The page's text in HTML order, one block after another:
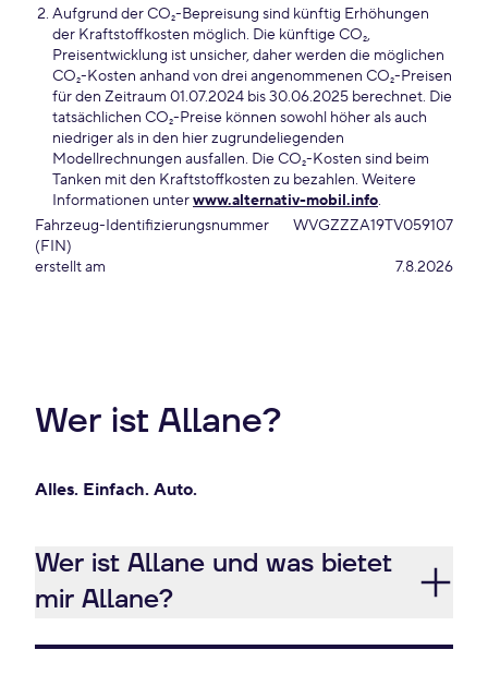
Aufgrund der CO₂-Bepreisung sind künftig Erhöhungen
der Kraftstoffkosten möglich. Die künftige CO₂,
Preisentwicklung ist unsicher, daher werden die möglichen
CO₂-Kosten anhand von drei angenommenen CO₂-Preisen
für den Zeitraum 01.07.2024 bis 30.06.2025 berechnet. Die
tatsächlichen CO₂-Preise können sowohl höher als auch
niedriger als in den hier zugrundeliegenden
Modellrechnungen ausfallen. Die CO₂-Kosten sind beim
Tanken mit den Kraftstoffkosten zu bezahlen. Weitere
Informationen unterwww.alternativ-mobil.info.
Fahrzeug-Identifizierungsnummer
(FIN)
WVGZZZA19TV059107
erstellt am 7.8.2026
Wer ist Allane?
Alles. Einfach. Auto.
Wer ist Allane und was bietet
mir Allane?